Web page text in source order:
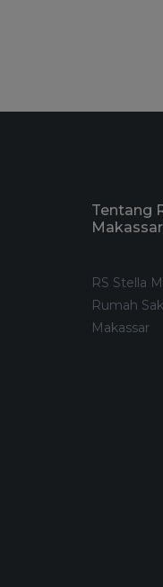
Tentang
Makassar
RS Stella
Rumah
Makassar